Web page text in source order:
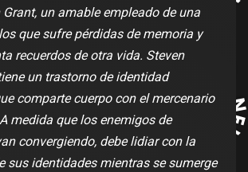
Grant, un amable empleado de una
que sufre pérdidas de memoria y
recuerdos de otra vida. Steven
un trastorno de identidad
comparte cuerpo con el mercenario
medida que los enemigos de
convergiendo, debe lidiar con la
sus identidades mientras se sumerge